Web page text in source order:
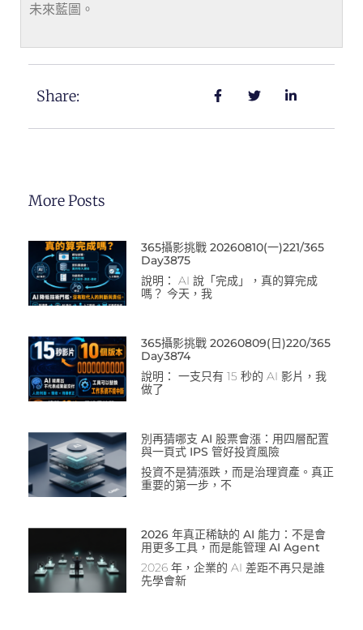
未來藍圖。
Share:
More Posts
365攝影挑戰 20260810(一)221/365
Day3875
說明： AI 說「完成」，真的算完成
嗎？ 今天，我
365攝影挑戰 20260809(日)220/365
Day3874
說明： 一支只有 15 秒的 AI 影片，我
做了
別再猜哪支 AI 股票會漲：用四層配置
與一頁式 IPS 管好投資風險
投資不是猜漲跌，而是治理資產。真正
重要的第一步，不
2026 年真正稀缺的 AI 能力：不是會
用更多工具，而是能管理 AI Agent
2026 年，企業的 AI 差距不再只是誰
先學會新